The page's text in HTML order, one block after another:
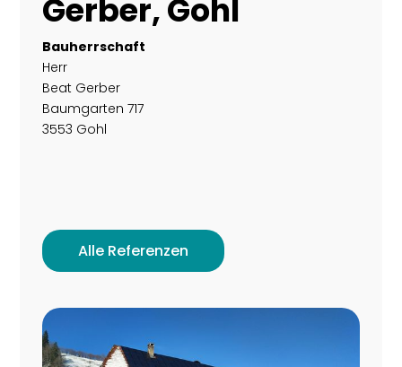
Gerber, Gohl
Bauherrschaft
Herr
Beat Gerber
Baumgarten 717
3553 Gohl
Alle Referenzen